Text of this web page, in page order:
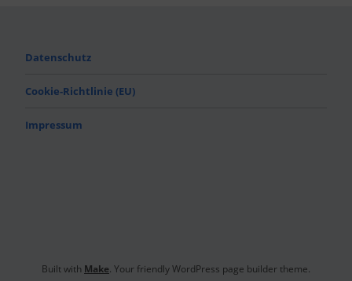
Datenschutz
Cookie-Richtlinie (EU)
Impressum
Built with Make. Your friendly WordPress page builder theme.